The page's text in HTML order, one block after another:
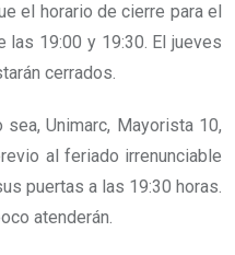
el horario de cierre para el
19:00 y 19:30. El jueves
cerrados.
Unimarc, Mayorista 10,
al feriado irrenunciable
puertas a las 19:30 horas.
atenderán.